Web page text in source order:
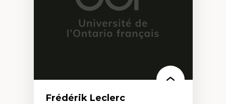
enseignement du design architectural et
Frédérik Leclerc